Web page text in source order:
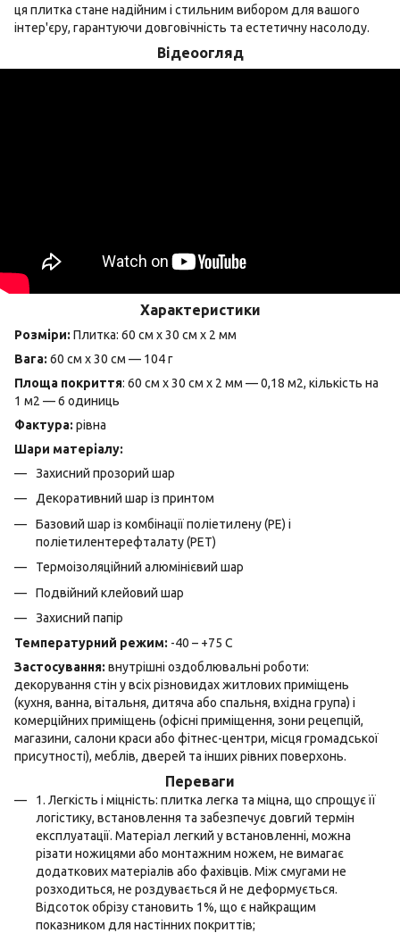
ця плитка стане надійним і стильним вибором для вашого
інтер'єру, гарантуючи довговічність та естетичну насолоду.
Відеоогляд
Характеристики
Розміри: Плитка: 60 см х 30 см х 2 мм
Вага: 60 см х 30 см — 104 г
Площа покриття: 60 см х 30 см х 2 мм — 0,18 м2, кількість на
1 м2 — 6 одиниць
Фактура: рівна
Шари матеріалу:
Захисний прозорий шар
Декоративний шар із принтом
Базовий шар із комбінації поліетилену (PE) і
поліетилентерефталату (PET)
Термоізоляційний алюмінієвий шар
Подвійний клейовий шар
Захисний папір
Температурний режим: -40 – +75 С
Застосування: внутрішні оздоблювальні роботи:
декорування стін у всіх різновидах житлових приміщень
(кухня, ванна, вітальня, дитяча або спальня, вхідна група) і
комерційних приміщень (офісні приміщення, зони рецепцій,
магазини, салони краси або фітнес-центри, місця громадської
присутності), меблів, дверей та інших рівних поверхонь.
Переваги
1. Легкість і міцність: плитка легка та міцна, що спрощує її
логістику, встановлення та забезпечує довгий термін
експлуатації. Матеріал легкий у встановленні, можна
різати ножицями або монтажним ножем, не вимагає
додаткових матеріалів або фахівців. Між смугами не
розходиться, не роздувається й не деформується.
Відсоток обрізу становить 1%, що є найкращим
показником для настінних покриттів;